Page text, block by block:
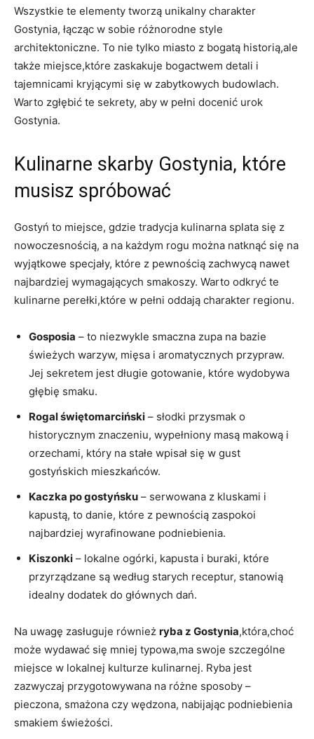
Wszystkie te elementy tworzą⁣ unikalny charakter
Gostynia, ‌łącząc w sobie różnorodne style
architektoniczne.​ To nie tylko ⁢miasto z bogatą historią,ale
‍także miejsce,które zaskakuje bogactwem detali i
tajemnicami kryjącymi się w zabytkowych budowlach.
Warto zgłębić te sekrety,‌ aby w pełni docenić urok
Gostynia.
Kulinarne skarby Gostynia, które‍
musisz spróbować
Gostyń to miejsce, gdzie tradycja kulinarna‍ splata się z
nowoczesnością, a na każdym rogu można natknąć się na
wyjątkowe specjały, które z pewnością zachwycą nawet
najbardziej wymagających smakoszy. Warto odkryć te
kulinarne perełki,które w pełni⁣ oddają charakter regionu.
Gosposia – to niezwykle smaczna ⁤zupa na bazie
świeżych warzyw, mięsa i aromatycznych ⁣przypraw.‍
Jej sekretem jest długie gotowanie, które wydobywa
⁤głębię smaku.
Rogal świętomarciński – słodki przysmak o
historycznym znaczeniu, wypełniony masą makową i
orzechami, który na stałe wpisał⁣ się w‌ gust
gostyńskich mieszkańców.
Kaczka po gostyńsku – serwowana z kluskami i
kapustą, to danie, które z pewnością⁤ zaspokoi
najbardziej wyrafinowane podniebienia.
Kiszonki – lokalne ogórki, kapusta i buraki, ​które
przyrządzane są według starych receptur, stanowią
idealny dodatek ⁢do głównych dań.
Na‌ uwagę ​zasługuje również ryba z Gostynia,która,choć
może wydawać się mniej ⁤typowa,ma swoje szczególne
miejsce w lokalnej kulturze kulinarnej. Ryba jest
zazwyczaj przygotowywana na różne sposoby –
pieczona,‌ smażona czy wędzona, nabijając⁤ podniebienia‍
smakiem świeżości.